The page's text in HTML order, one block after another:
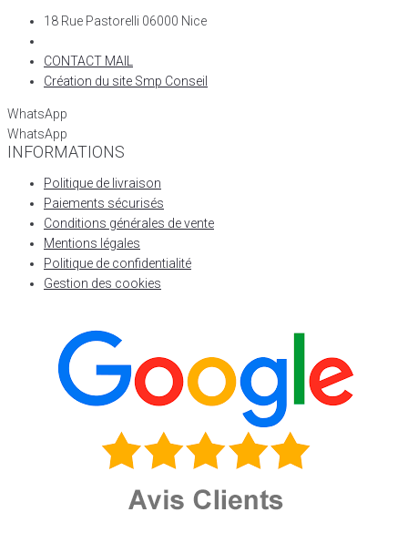
18 Rue Pastorelli 06000 Nice
CONTACT MAIL
Création du site Smp Conseil
WhatsApp
WhatsApp
INFORMATIONS
Politique de livraison
Paiements sécurisés
Conditions générales de vente
Mentions légales
Politique de confidentialité
Gestion des cookies